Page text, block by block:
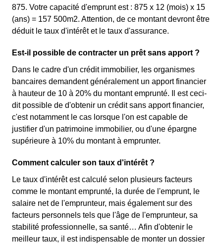
875. Votre capacité d'emprunt est : 875 x 12 (mois) x 15
(ans) = 157 500m2. Attention, de ce montant devront être
déduit le taux d'intérêt et le taux d'assurance.
Est-il possible de contracter un prêt sans apport ?
Dans le cadre d'un crédit immobilier, les organismes
bancaires demandent généralement un apport financier
à hauteur de 10 à 20% du montant emprunté. Il est ceci-
dit possible de d'obtenir un crédit sans apport financier,
c'est notamment le cas lorsque l'on est capable de
justifier d'un patrimoine immobilier, ou d'une épargne
supérieure à 10% du montant à emprunter.
Comment calculer son taux d'intérêt ?
Le taux d'intérêt est calculé selon plusieurs facteurs
comme le montant emprunté, la durée de l'emprunt, le
salaire net de l'emprunteur, mais également sur des
facteurs personnels tels que l'âge de l'emprunteur, sa
stabilité professionnelle, sa santé… Afin d'obtenir le
meilleur taux, il est indispensable de monter un dossier